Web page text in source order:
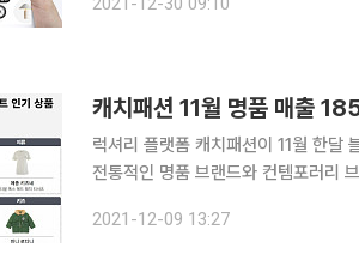
으로 지난해 동기 대비 해외직구 판매
캐치패션 11월 명품 매출
럭셔리 플랫폼 캐치패션이 11월 한달
전통적인 명품 브랜드와 컨템포러리
지엘라’가 차지했고, ‘보테가 베네타’,
2021-12-09 13:27